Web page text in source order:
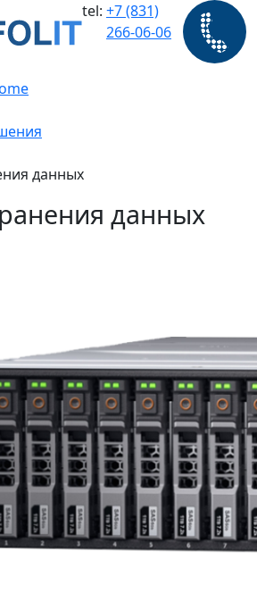
tel: +7 (831)
266-06-06
данных
данных